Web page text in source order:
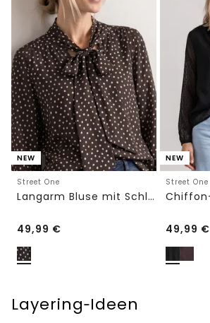
NEW
Street One
Langarm Bluse mit Schleifendetail
49,99 €
NEW
Street One
49,99 €
Layering‑Ideen